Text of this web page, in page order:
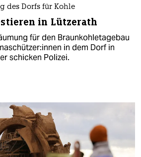
des Dorfs für Kohle
in Lützerath
für den Braunkohletagebau
in dem Dorf in
schicken Polizei.